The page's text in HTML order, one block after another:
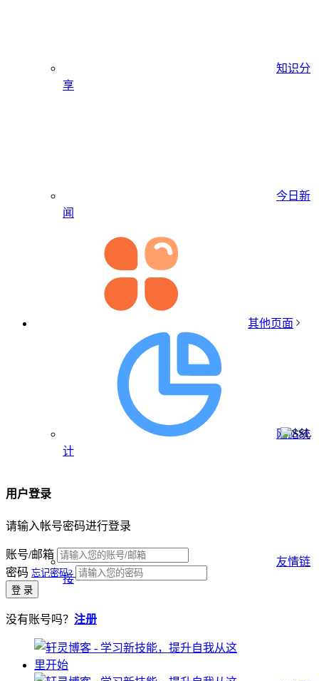
知识分
享
今日新
闻
其他页面
网站统
计
友情链
接
用户登录
请输入帐号密码进行登录
账号/邮箱
密码 忘记密码?
登 录
没有账号吗？ 注册